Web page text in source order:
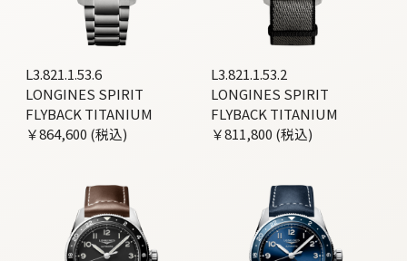
L3.821.1.53.6
LONGINES SPIRIT
FLYBACK TITANIUM
￥864,600 (税込)
L3.821.1.53.2
LONGINES SPIRIT
FLYBACK TITANIUM
￥811,800 (税込)